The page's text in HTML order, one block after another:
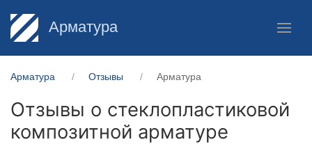
Арматура
Арматура Отзывы Арматура
Отзывы о стеклопластиковой
композитной арматуре